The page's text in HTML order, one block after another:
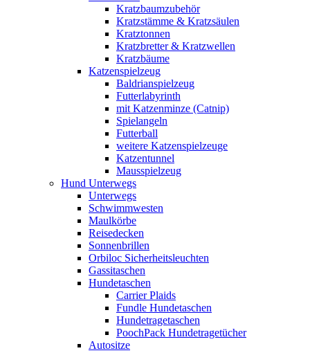
Kratzbaumzubehör
Kratzstämme & Kratzsäulen
Kratztonnen
Kratzbretter & Kratzwellen
Kratzbäume
Katzenspielzeug
Baldrianspielzeug
Futterlabyrinth
mit Katzenminze (Catnip)
Spielangeln
Futterball
weitere Katzenspielzeuge
Katzentunnel
Mausspielzeug
Hund Unterwegs
Unterwegs
Schwimmwesten
Maulkörbe
Reisedecken
Sonnenbrillen
Orbiloc Sicherheitsleuchten
Gassitaschen
Hundetaschen
Carrier Plaids
Fundle Hundetaschen
Hundetragetaschen
PoochPack Hundetragetücher
Autositze